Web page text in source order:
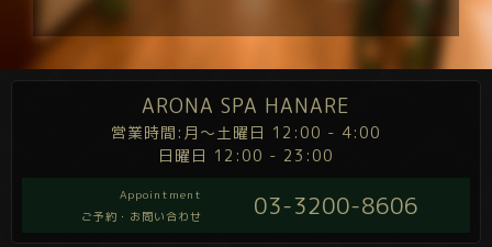
ARONA SPA HANARE
営業時間:月～土曜日 12:00 - 4:00
日曜日 12:00 - 23:00
Appointment
ご予約・お問い合わせ
03-3200-8606